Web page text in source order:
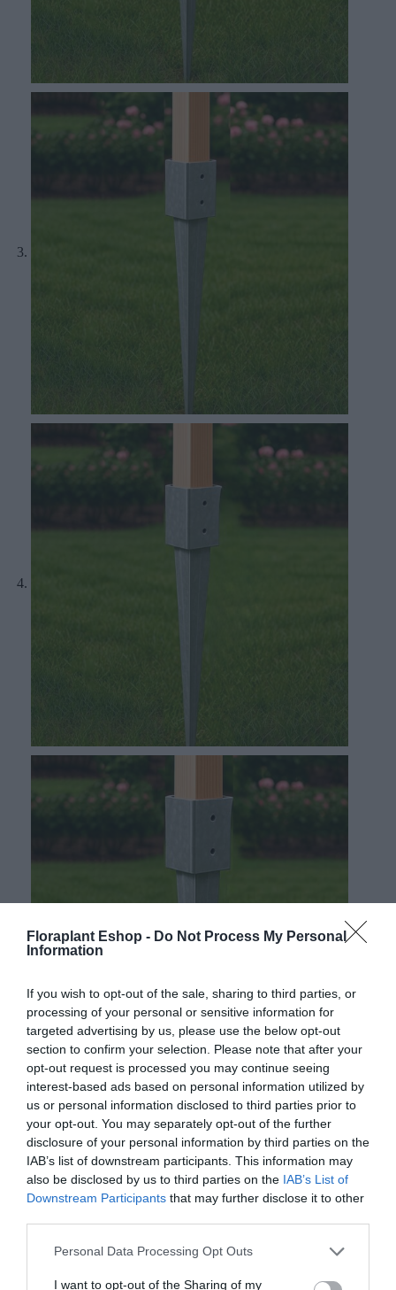
Floraplant Eshop - Do Not Process My Personal
Information
If you wish to opt-out of the sale, sharing to third parties, or
processing of your personal or sensitive information for
targeted advertising by us, please use the below opt-out
section to confirm your selection. Please note that after your
opt-out request is processed you may continue seeing
interest-based ads based on personal information utilized by
us or personal information disclosed to third parties prior to
your opt-out. You may separately opt-out of the further
disclosure of your personal information by third parties on the
IAB’s list of downstream participants. This information may
also be disclosed by us to third parties on the IAB’s List of
Downstream Participants that may further disclose it to other
Please note that this website/app uses one or more Google
not limited to your visit or usage behaviour. You may click to
Personal Data Processing Opt Outs
I want to opt-out of the Sharing of my
Βάση Ξύλου Καρφωτή για Έδαφος
6,39€ – 16,63€
Διάσταση / Χρώμα:
Διάσταση: No5 - για